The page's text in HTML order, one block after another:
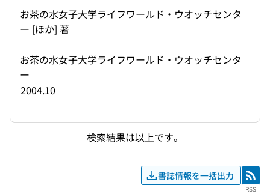
お茶の水女子大学ライフワールド・ウオッチセンタ
ー [ほか] 著
お茶の水女子大学ライフワールド・ウオッチセンタ
ー
2004.10
検索結果は以上です。
書誌情報を一括出力 RSS
RSS